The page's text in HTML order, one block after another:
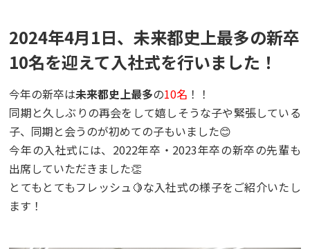
2024年4月1日、未来都史上最多の新卒
10名を迎えて入社式を行いました！
今年の新卒は未来都史上最多の10名 ！！
同期と久しぶりの再会をして嬉しそうな子や緊張している
子、同期と会うのが初めての子もいました😊
今年の入社式には、2022年卒・2023年卒の新卒の先輩も
出席していただきました👏
とてもとてもフレッシュ🍋な入社式の様子をご紹介いたし
ます！